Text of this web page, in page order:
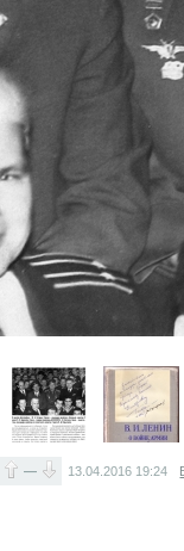
— 13.04.2016 19:24